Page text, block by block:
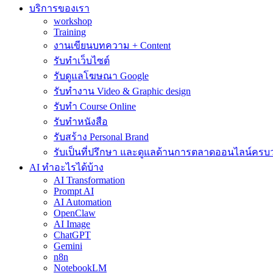
บริการของเรา
workshop
Training
งานเขียนบทความ + Content
รับทำเว็บไซต์
รับดูแลโฆษณา Google
รับทำงาน Video & Graphic design
รับทำ Course Online
รับทำหนังสือ
รับสร้าง Personal Brand
รับเป็นที่ปรึกษา และดูแลด้านการตลาดออนไลน์ครบ
AI ทำอะไรได้บ้าง
AI Transformation
Prompt AI
AI Automation
OpenClaw
AI Image
ChatGPT
Gemini
n8n
NotebookLM